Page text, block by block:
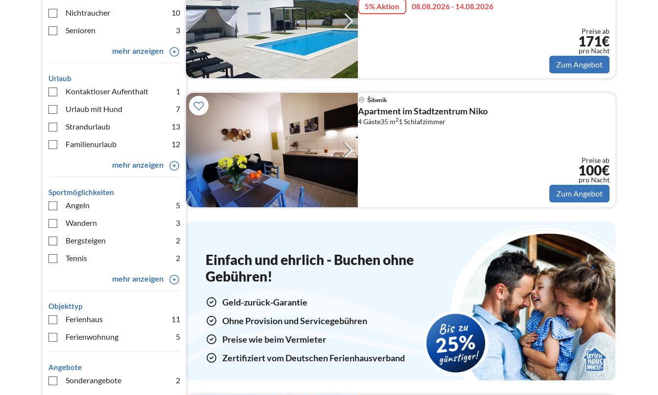
Nichtraucher
10
Senioren
3
mehr anzeigen
Urlaub
Kontaktloser Aufenthalt
1
Urlaub mit Hund
7
Strandurlaub
13
Familienurlaub
12
mehr anzeigen
Sportmöglichkeiten
Angeln
5
Wandern
3
Bergsteigen
2
Tennis
2
mehr anzeigen
Objekttyp
Ferienhaus
11
Ferienwohnung
5
Angebote
Sonderangebote 2
5% Aktion 08.08.2026 - 14.08.2026
Preise ab
171€
pro Nacht
Zum Angebot
Šibenik
Apartment im Stadtzentrum Niko
4 Gäste35 m21 Schlafzimmer
Preise ab
100€
pro Nacht
Zum Angebot
Einfach und ehrlich - Buchen ohne
Gebühren!
Geld-zurück-Garantie
Ohne Provision und Servicegebühren
Preise wie beim Vermieter
Zertifiziert vom Deutschen Ferienhausverband